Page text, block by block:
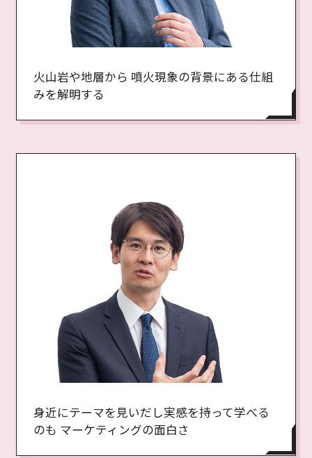
火山岩や地層から 噴火現象の背景にある仕組
みを解明する
身近にテーマを見いだし実感を持って学べる
のも マーケティングの面白さ